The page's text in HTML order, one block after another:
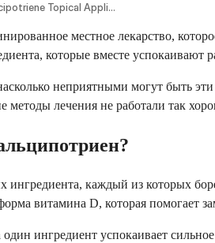
Betamethasone And Calcipotriene Topical Application Route
местное лекарство,
которые вместе
неприятными могут быть
методы лечения не работали так
ингредиента, каждый из которых
витамина D, которая
ингредиент успокаивает